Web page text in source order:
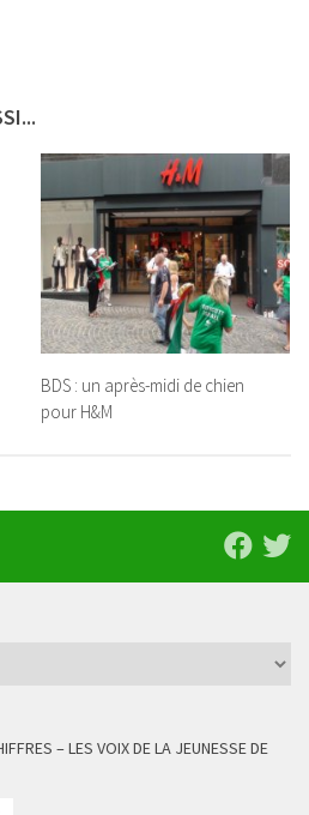
BDS : un après-midi de chien
pour H&M
– LES VOIX DE LA JEUNESSE DE